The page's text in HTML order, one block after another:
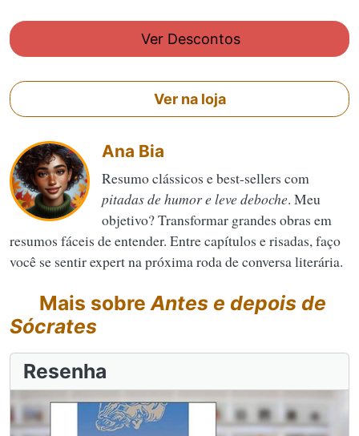
Ver Descontos
Ver na loja
Ana Bia
Resumo clássicos e best-sellers com
pitadas de humor e leve deboche. Meu
objetivo? Transformar grandes obras em
resumos fáceis de entender. Entre capítulos e risadas, faço
você se sentir expert na próxima roda de conversa literária.
Mais sobreAntes e depois de
Sócrates
Resenha